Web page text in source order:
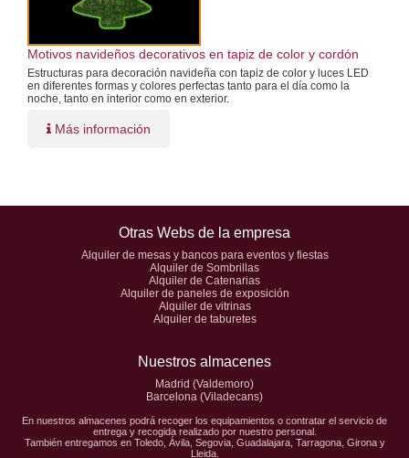
Motivos navideños decorativos en tapiz de color y cordón
Estructuras para decoración navideña con tapiz de color y luces LED
en diferentes formas y colores perfectas tanto para el día como la
noche, tanto en interior como en exterior.
Más información
Otras Webs de la empresa
Alquiler de mesas y bancos para eventos y fiestas
Alquiler de Sombrillas
Alquiler de Catenarias
Alquiler de paneles de exposición
Alquiler de vitrinas
Alquiler de taburetes
Nuestros almacenes
Madrid (Valdemoro)
Barcelona (Viladecans)
En nuestros almacenes podrá recoger los equipamientos o contratar el servicio de
entrega y recogida realizado por nuestro personal.
También entregamos en Toledo, Ávila, Segovia, Guadalajara, Tarragona, Girona y
Lleida.